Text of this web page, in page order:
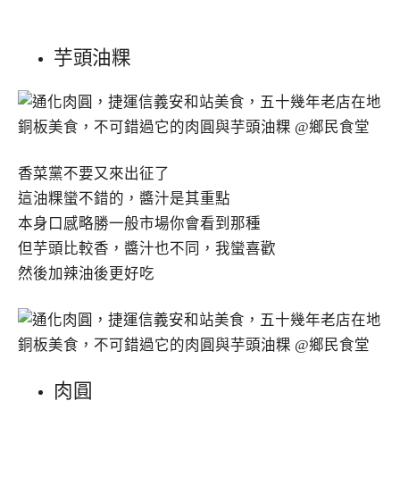
芋頭油粿
香菜黨不要又來出征了
這油粿蠻不錯的，醬汁是其重點
本身口感略勝一般市場你會看到那種
但芋頭比較香，醬汁也不同，我蠻喜歡
然後加辣油後更好吃
肉圓